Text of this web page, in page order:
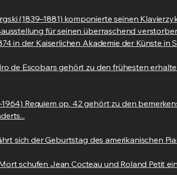
(1839–1881) komponierte seinen
für seinen überraschend
in der Kaiserlichen Akademie der Künste in
de Escobars gehört zu den frühesten
Requiem op. 42 gehört zu den
sich der Geburtstag des amerikanischen
schufen Jean Cocteau und Roland Petit